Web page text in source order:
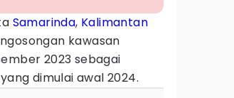
Samarinda, Kalimantan
kawasan
2023 sebagai
dimulai awal 2024.